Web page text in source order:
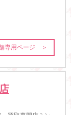
専用ページ ＞